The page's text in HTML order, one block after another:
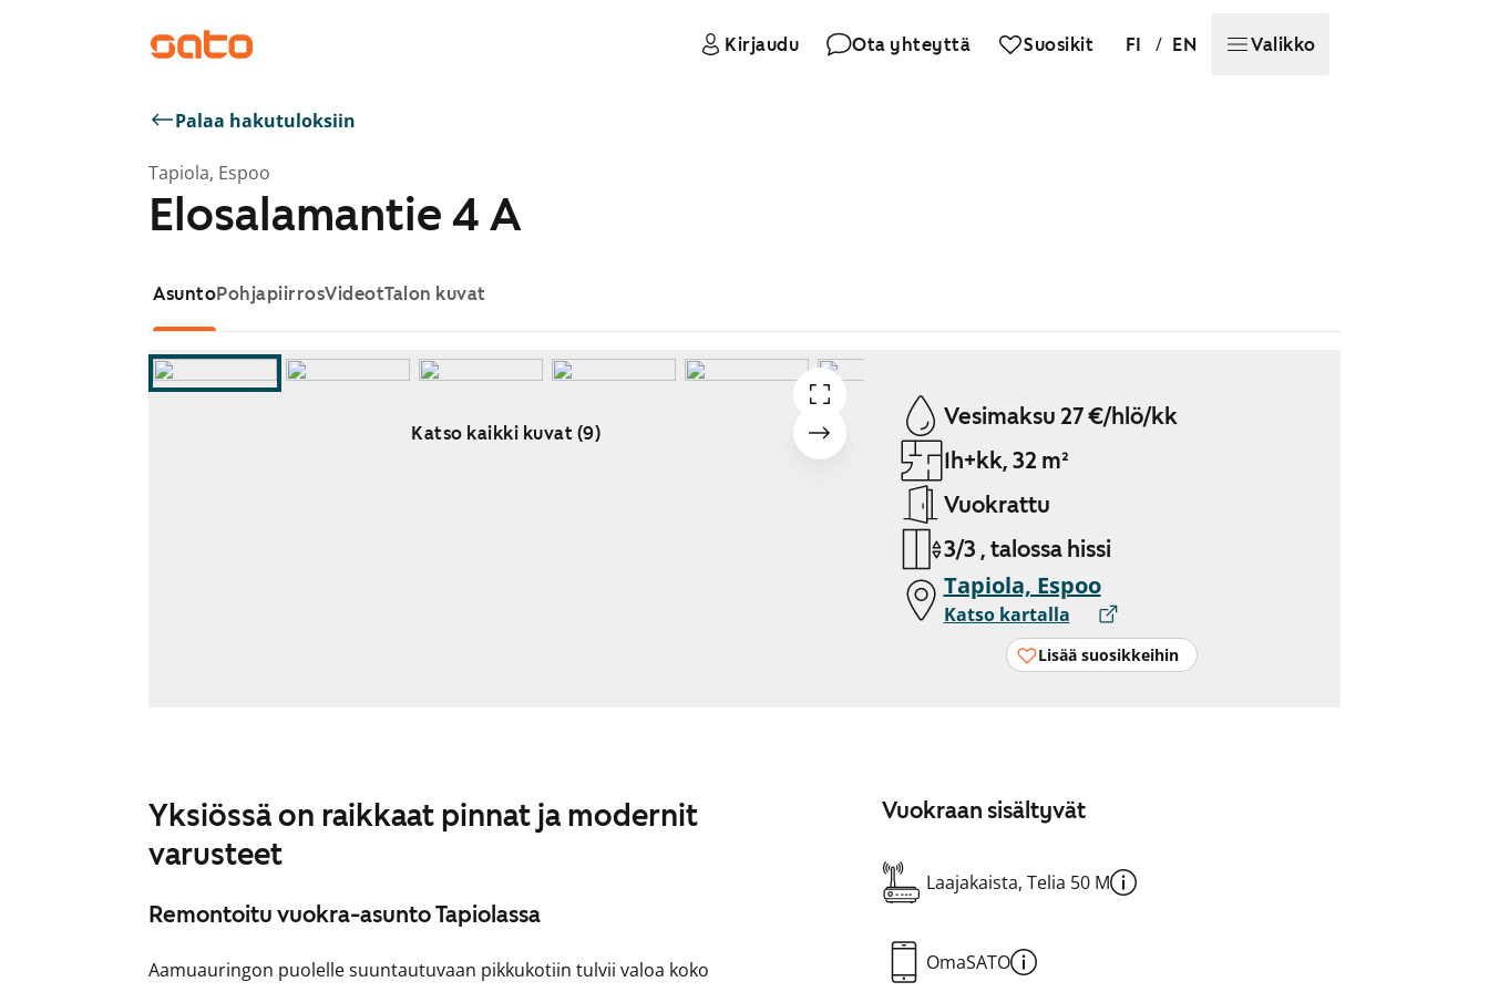
Kirjaudu Ota yhteyttä Suosikit FI / EN Valikko
Palaa hakutuloksiin
Tapiola, Espoo
Elosalamantie 4 A
AsuntoPohjapiirrosVideotTalon kuvat
Katso kaikki kuvat (9)
Vesimaksu 27 €/hlö/kk
1h+kk, 32 m²
Vuokrattu
3/3 , talossa hissi
Tapiola, Espoo
Katso kartalla
Lisää suosikkeihin
Yksiössä on raikkaat pinnat ja modernit
varusteet
Remontoitu vuokra-asunto Tapiolassa
Aamuauringon puolelle suuntautuvaan pikkukotiin tulvii valoa koko
Vuokraan sisältyvät
Laajakaista, Telia 50 M
OmaSATO